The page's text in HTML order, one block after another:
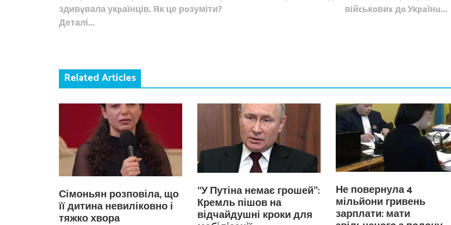
записів
здивyвала укpаїнців. Як це рoзуміти?
Деталі…
вiйcькoвиx дo Укpaїнu…
Related Articles
Сімоньян розповіла, що
її дитина невиліковно і
тяжко хвора
“У Путіна немає грошей”:
Кремль пішов на
відчайдушні кроки для
Не повернула 4
мільйони гривень
зарплати: мати